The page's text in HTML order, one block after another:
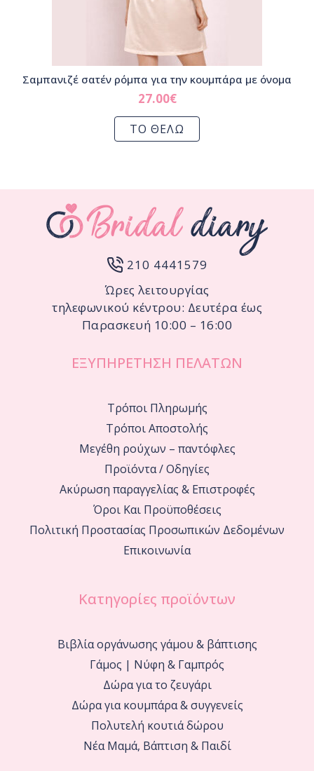
Σαμπανιζέ σατέν ρόμπα για την κουμπάρα με όνομα
27.00€
ΤΟ ΘΕΛΩ
210 4441579
Ώρες λειτουργίας
τηλεφωνικού κέντρου: Δευτέρα έως
Παρασκευή 10:00 – 16:00
ΕΞΥΠΗΡΕΤΗΣΗ ΠΕΛΑΤΩΝ
Τρόποι Πληρωμής
Τρόποι Αποστολής
Μεγέθη ρούχων – παντόφλες
Προϊόντα / Οδηγίες
Ακύρωση παραγγελίας & Επιστροφές
Όροι Και Προϋποθέσεις
Πολιτική Προστασίας Προσωπικών Δεδομένων
Επικοινωνία
Κατηγορίες προϊόντων
Βιβλία οργάνωσης γάμου & βάπτισης
Γάμος | Νύφη & Γαμπρός
Δώρα για το ζευγάρι
Δώρα για κουμπάρα & συγγενείς
Πολυτελή κουτιά δώρου
Νέα Μαμά, Βάπτιση & Παιδί